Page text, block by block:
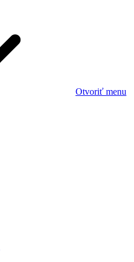
Otvoriť menu